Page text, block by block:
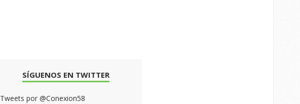
SÍGUENOS EN TWITTER
Tweets por @Conexion58